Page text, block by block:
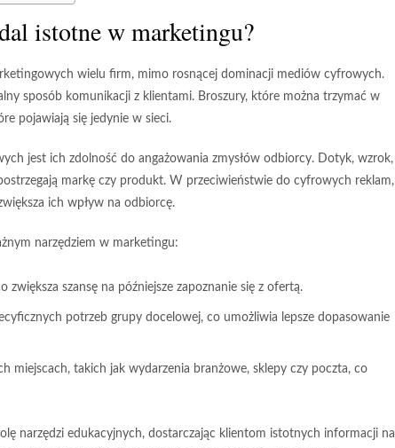
istotne w marketingu?
wielu firm, mimo rosnącej dominacji mediów cyfrowych.
sposób komunikacji z klientami. Broszury, które można trzymać w
pojawiają się jedynie w sieci.
jest ich zdolność do angażowania zmysłów odbiorcy. Dotyk, wzrok,
markę czy produkt. W przeciwieństwie do cyfrowych reklam,
ich wpływ na odbiorcę.
narzędziem w marketingu:
szansę na późniejsze zapoznanie się z ofertą.
potrzeb grupy docelowej, co umożliwia lepsze dopasowanie
takich jak wydarzenia branżowe, sklepy czy poczta, co
narzędzi edukacyjnych, dostarczając klientom istotnych informacji na